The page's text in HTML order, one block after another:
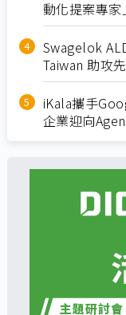
動化提案專家」
Swagelok
Taiwan 助攻
iKala攜手
企業迎向